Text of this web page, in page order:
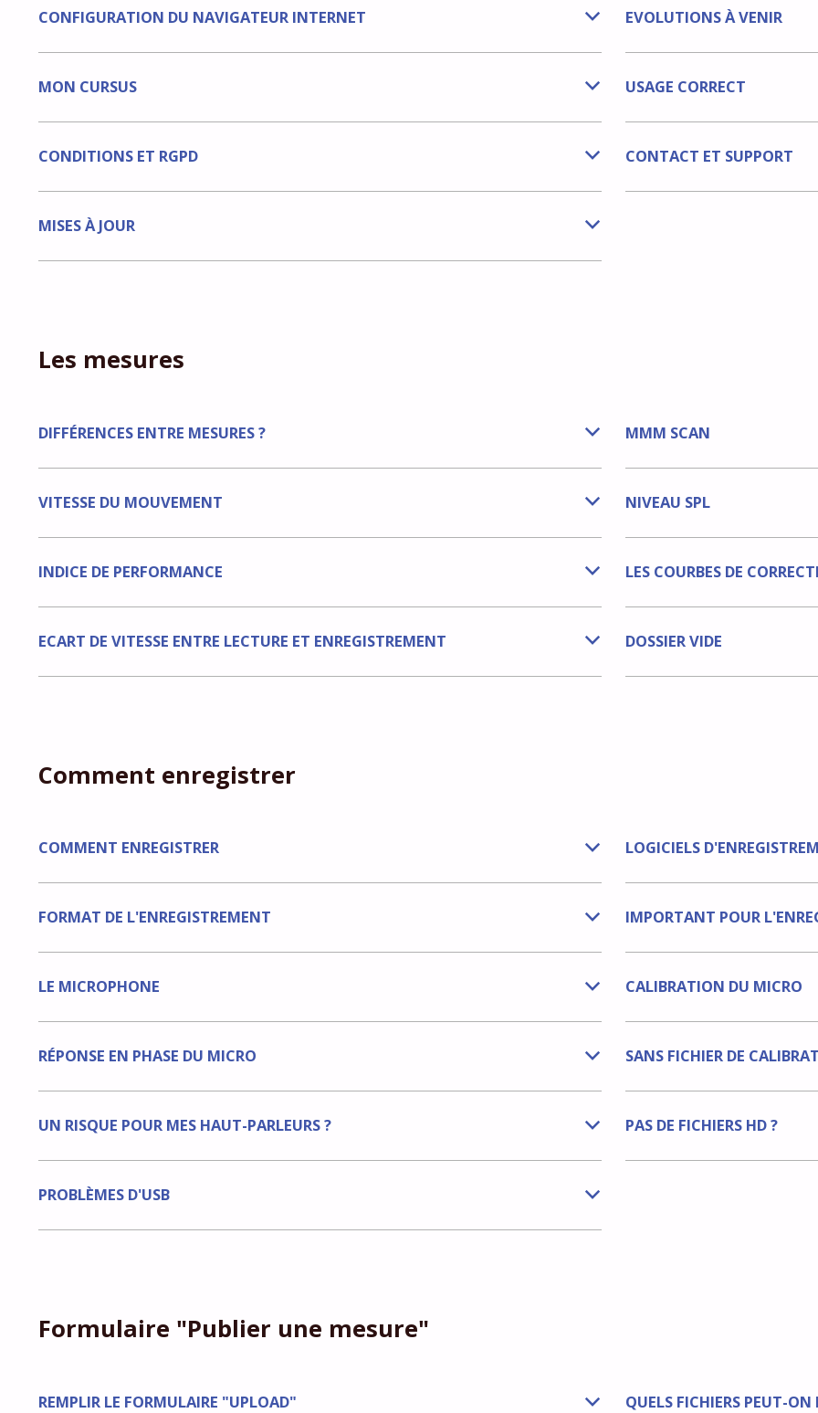
b
CONFIGURATION DU NAVIGATEUR INTERNET EVOLUTIONS À VENIR
b
MON CURSUS USAGE CORRECT
b
CONDITIONS ET RGPD CONTACT ET SUPPORT
b
MISES À JOUR
Les mesures
b
DIFFÉRENCES ENTRE MESURES ? MMM SCAN
b
VITESSE DU MOUVEMENT NIVEAU SPL
b
INDICE DE PERFORMANCE LES COURBES DE
b
ECART DE VITESSE ENTRE LECTURE ET ENREGISTREMENT DOSSIER VIDE
Comment enregistrer
b
COMMENT ENREGISTRER LOGICIELS
b
FORMAT DE L'ENREGISTREMENT IMPORTANT POUR
b
LE MICROPHONE CALIBRATION DU MICRO
b
RÉPONSE EN PHASE DU MICRO SANS FICHIER DE
b
UN RISQUE POUR MES HAUT-PARLEURS ? PAS DE FICHIERS HD ?
b
PROBLÈMES D'USB
Formulaire "Publier une mesure"
b
REMPLIR LE FORMULAIRE "UPLOAD" QUELS FICHIERS PEUT-ON